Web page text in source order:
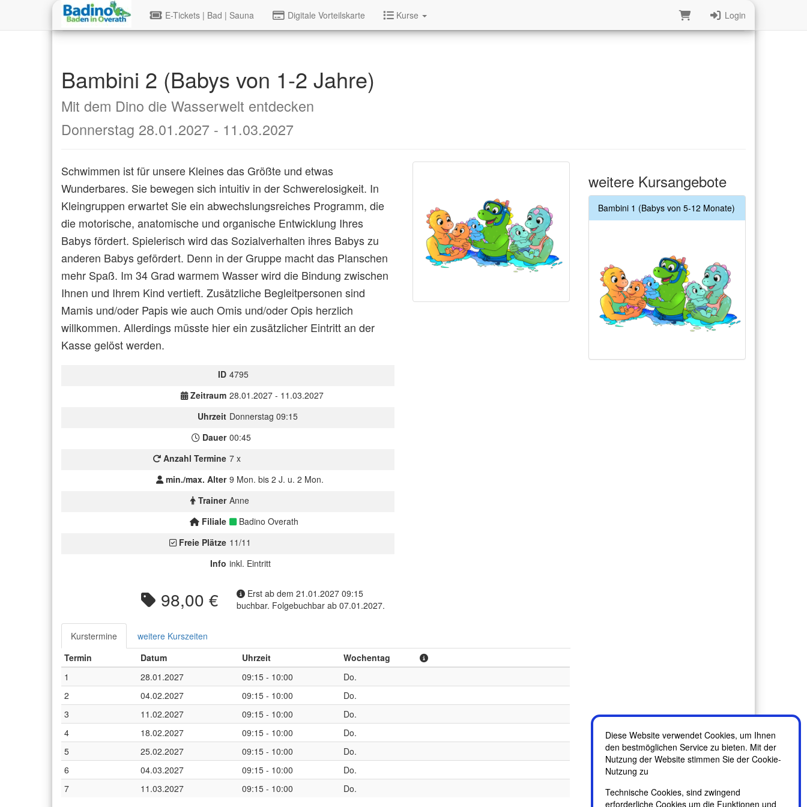
E-Tickets | Bad | Sauna Digitale Vorteilskarte Kurse Login
zurück zu `Kurse Buchen`
Bambini 2 (Babys von 1-2 Jahre)
Mit dem Dino die Wasserwelt entdecken
Donnerstag 28.01.2027 - 11.03.2027
Schwimmen ist für unsere Kleines das Größte und etwas
Wunderbares. Sie bewegen sich intuitiv in der Schwerelosigkeit. In
Kleingruppen erwartet Sie ein abwechslungsreiches Programm, die
die motorische, anatomische und organische Entwicklung Ihres
Babys fördert. Spielerisch wird das Sozialverhalten ihres Babys zu
anderen Babys gefördert. Denn in der Gruppe macht das Planschen
mehr Spaß. Im 34 Grad warmem Wasser wird die Bindung zwischen
Ihnen und Ihrem Kind vertieft. Zusätzliche Begleitpersonen sind
Mamis und/oder Papis wie auch Omis und/oder Opis herzlich
willkommen. Allerdings müsste hier ein zusätzlicher Eintritt an der
Kasse gelöst werden.
ID 4795
Zeitraum 28.01.2027 - 11.03.2027
Uhrzeit Donnerstag 09:15
Dauer 00:45
Anzahl Termine 7 x
min./max. Alter 9 Mon. bis 2 J. u. 2 Mon.
Trainer Anne
Filiale
Badino Overath
Freie Plätze 11/11
Info inkl. Eintritt
98,00 €
Erst ab dem 21.01.2027 09:15
buchbar. Folgebuchbar ab 07.01.2027.
Kurstermine
weitere Kurszeiten
Termin
Datum Uhrzeit
Wochentag
1
28.01.2027 09:15 - 10:00
Do.
2
04.02.2027 09:15 - 10:00
Do.
3
11.02.2027 09:15 - 10:00
Do.
4
18.02.2027 09:15 - 10:00
Do.
5
25.02.2027 09:15 - 10:00
Do.
6
04.03.2027 09:15 - 10:00
Do.
7
11.03.2027 09:15 - 10:00 Do.
weitere Kursangebote
Bambini 1 (Babys von 5-12 Monate)
Diese Website verwendet Cookies, um Ihnen
den bestmöglichen Service zu bieten. Mit der
Nutzung der Website stimmen Sie der Cookie-
Nutzung zu
Technische Cookies, sind zwingend
erforderliche Cookies um die Funktionen und